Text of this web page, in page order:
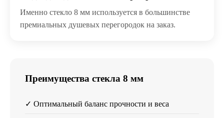
Именно стекло 8 мм используется в большинстве
премиальных душевых перегородок на заказ.
Преимущества стекла 8 мм
✓ Оптимальный баланс прочности и веса